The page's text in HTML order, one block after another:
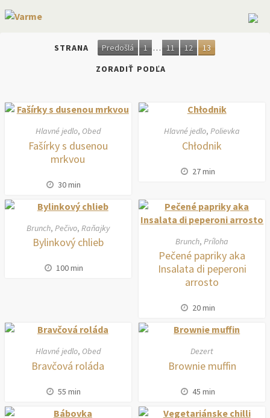
STRANA Predošlá 1 … 11 12
13
ZORADIŤ PODĽA
Hlavné jedlo, Obed
Fašírky s dusenou
mrkvou
30 min
Hlavné jedlo,Polievka
Chłodnik
27 min
Brunch, Pečivo, Raňajky
Bylinkový chlieb
100 min
Brunch, Príloha
Pečené papriky aka
Insalata di peperoni
arrosto
20 min
Hlavné jedlo, Obed
Bravčová roláda
55 min
Dezert
Brownie muffin
45 min